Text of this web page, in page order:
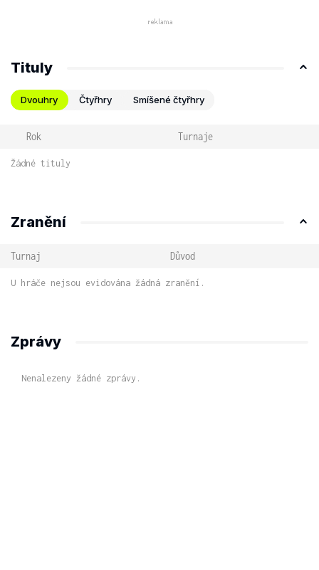
Tituly
Dvouhry Čtyřhry Smíšené čtyřhry
Rok Turnaje
Žádné tituly
Zranění
Turnaj Důvod
U hráče nejsou evidována žádná zranění.
Zprávy
Nenalezeny žádné zprávy.